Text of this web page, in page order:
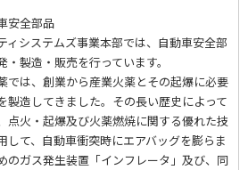
安全部品
ィシステムズ事業本部では、自動車安全部
・製造・販売を行っています。
では、創業から産業火薬とその起爆に必要
製造してきました。その長い歴史によって
点火・起爆及び火薬燃焼に関する優れた技
して、自動車衝突時にエアバッグを膨らま
のガス発生装置「インフレータ」及び、同